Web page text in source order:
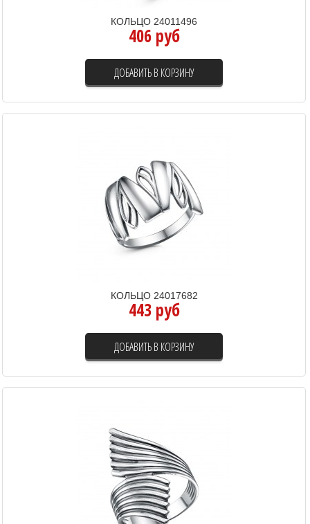
КОЛЬЦО 24011496
406 руб
ДОБАВИТЬ В КОРЗИНУ
КОЛЬЦО 24017682
443 руб
ДОБАВИТЬ В КОРЗИНУ